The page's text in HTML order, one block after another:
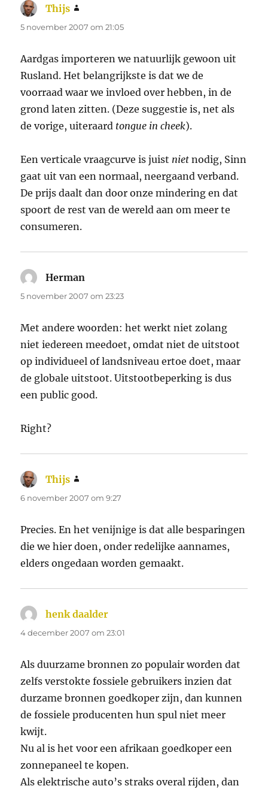
Thijs
5 november 2007 om 21:05
Aardgas importeren we natuurlijk gewoon uit
Rusland. Het belangrijkste is dat we de
voorraad waar we invloed over hebben, in de
grond laten zitten. (Deze suggestie is, net als
de vorige, uiteraard tongue in cheek).
Een verticale vraagcurve is juist niet nodig, Sinn
gaat uit van een normaal, neergaand verband.
De prijs daalt dan door onze mindering en dat
spoort de rest van de wereld aan om meer te
consumeren.
Herman
5 november 2007 om 23:23
Met andere woorden: het werkt niet zolang
niet iedereen meedoet, omdat niet de uitstoot
op individueel of landsniveau ertoe doet, maar
de globale uitstoot. Uitstootbeperking is dus
een public good.
Right?
Thijs
6 november 2007 om 9:27
Precies. En het venijnige is dat alle besparingen
die we hier doen, onder redelijke aannames,
elders ongedaan worden gemaakt.
henk daalder
4 december 2007 om 23:01
Als duurzame bronnen zo populair worden dat
zelfs verstokte fossiele gebruikers inzien dat
durzame bronnen goedkoper zijn, dan kunnen
de fossiele producenten hun spul niet meer
kwijt.
Nu al is het voor een afrikaan goedkoper een
zonnepaneel te kopen.
Als elektrische auto’s straks overal rijden, dan